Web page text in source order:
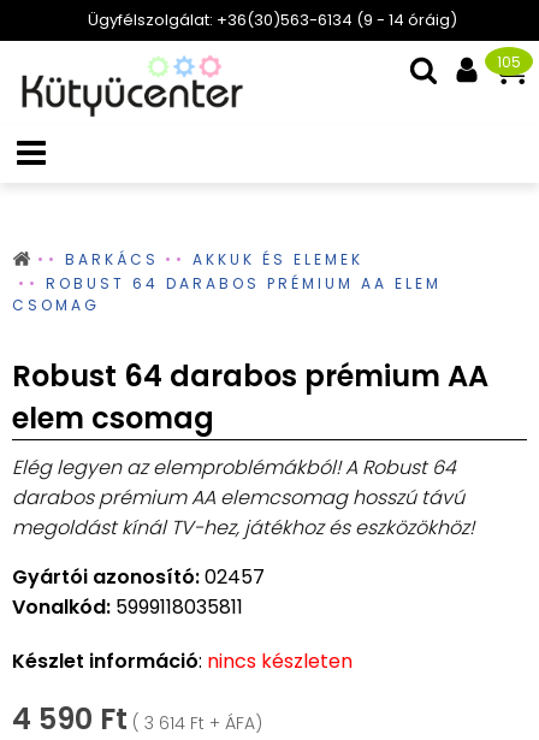
Ügyfélszolgálat: +36(30)563-6134 (9 - 14 óráig)
105
BARKÁCS
AKKUK ÉS ELEMEK
ROBUST 64 DARABOS PRÉMIUM AA ELEM
CSOMAG
Robust 64 darabos prémium AA
elem csomag
Elég legyen az elemproblémákból! A Robust 64
darabos prémium AA elemcsomag hosszú távú
megoldást kínál TV-hez, játékhoz és eszközökhöz!
Gyártói azonosító:02457
Vonalkód: 5999118035811
Készlet információ: nincs készleten
4 590 Ft ( 3 614 Ft + ÁFA)